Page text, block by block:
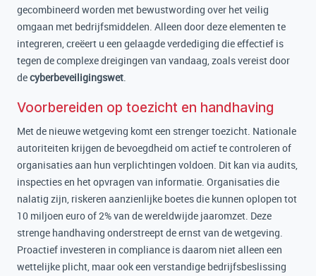
gecombineerd worden met bewustwording over het veilig
omgaan met bedrijfsmiddelen. Alleen door deze elementen te
integreren, creëert u een gelaagde verdediging die effectief is
tegen de complexe dreigingen van vandaag, zoals vereist door
decyberbeveiligingswet.
Voorbereiden op toezicht en handhaving
Met de nieuwe wetgeving komt een strenger toezicht. Nationale
autoriteiten krijgen de bevoegdheid om actief te controleren of
organisaties aan hun verplichtingen voldoen. Dit kan via audits,
inspecties en het opvragen van informatie. Organisaties die
nalatig zijn, riskeren aanzienlijke boetes die kunnen oplopen tot
10 miljoen euro of 2% van de wereldwijde jaaromzet. Deze
strenge handhaving onderstreept de ernst van de wetgeving.
Proactief investeren in compliance is daarom niet alleen een
wettelijke plicht, maar ook een verstandige bedrijfsbeslissing